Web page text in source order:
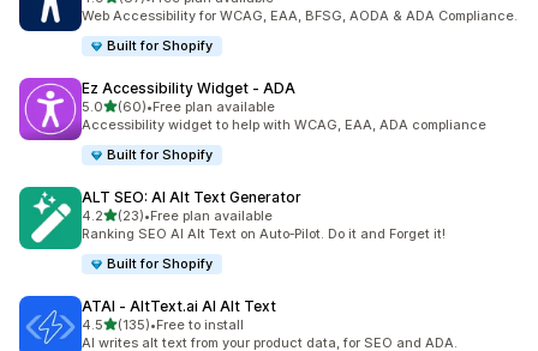
총 리뷰 87개
Web Accessibility for WCAG, EAA, BFSG, AODA & ADA Compliance.
Built for Shopify
Ez Accessibility Widget ‑ ADA
5.0별 5개 중
(60)
총 리뷰 60개
•Free plan available
Accessibility widget to help with WCAG, EAA, ADA compliance
Built for Shopify
ALT SEO: AI Alt Text Generator
4.2별 5개 중
(23)
총 리뷰 23개
•Free plan available
Ranking SEO AI Alt Text on Auto‑Pilot. Do it and Forget it!
Built for Shopify
ATAI ‑ AltText.ai AI Alt Text
4.5별 5개 중
(135)
총 리뷰 135개
•Free to install
AI writes alt text from your product data, for SEO and ADA.